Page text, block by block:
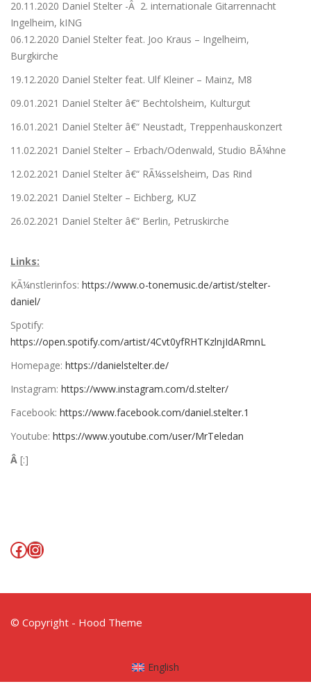
20.11.2020 Daniel Stelter -Â 2. internationale Gitarrennacht
Ingelheim, kING
06.12.2020 Daniel Stelter feat. Joo Kraus – Ingelheim,
Burgkirche
19.12.2020 Daniel Stelter feat. Ulf Kleiner – Mainz, M8
09.01.2021 Daniel Stelter â€“ Bechtolsheim, Kulturgut
16.01.2021 Daniel Stelter â€“ Neustadt, Treppenhauskonzert
11.02.2021 Daniel Stelter – Erbach/Odenwald, Studio BÃ¼hne
12.02.2021 Daniel Stelter â€“ RÃ¼sselsheim, Das Rind
19.02.2021 Daniel Stelter – Eichberg, KUZ
26.02.2021 Daniel Stelter â€“ Berlin, Petruskirche
Links:
KÃ¼nstlerinfos: https://www.o-tonemusic.de/artist/stelter-
daniel/
Spotify:
https://open.spotify.com/artist/4Cvt0yfRHTKzlnjIdARmnL
Homepage: https://danielstelter.de/
Instagram: https://www.instagram.com/d.stelter/
Facebook: https://www.facebook.com/daniel.stelter.1
Youtube: https://www.youtube.com/user/MrTeledan
Â [:]
Facebook
Instagram
© Copyright - Hood Theme
English